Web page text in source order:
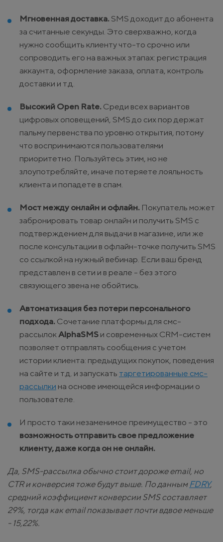
Мгновенная доставка. SMS доходит до абонента
за считанные секунды. Это сверхважно, когда
нужно сообщить клиенту что-то срочно или
сопроводить его на важных этапах: регистрация
аккаунта, оформление заказа, оплата, контроль
доставки и т.д.
Высокий Open Rate. Среди всех вариантов
цифровых оповещений, SMS до сих пор держат
пальму первенства по уровню открытия, потому
что воспринимаются пользователями
приоритетно. Пользуйтесь этим, но не
злоупотребляйте, иначе потеряете лояльность
клиента и попадете в спам.
Мост между онлайн и офлайн. Покупатель может
забронировать товар онлайн и получить SMS с
подтверждением для выдачи в магазине, или же
после консультации в офлайн-точке получить SMS
со ссылкой на нужный вебинар. Если ваш бренд
представлен в сети и в реале - без этого
связующего звена не обойтись.
Автоматизация без потери персонального
подхода. Сочетание платформы для смс-
рассылокAlphaSMS и современных CRM-систем
позволяет отправлять сообщения с учетом
истории клиента: предыдущих покупок, поведения
на сайте и т.д. и запускать таргетированные смс-
рассылки на основе имеющейся информации о
пользователе.
И просто таки незаменимое преимущество - это
возможность отправить свое предложение
клиенту, даже когда он не онлайн.
Да, SMS-рассылка обычно стоит дороже email, но
CTR и конверсия тоже будут выше. По данным FDRY,
средний коэффициент конверсии SMS составляет
29%, тогда как email показывает почти вдвое меньше
- 15,22%.